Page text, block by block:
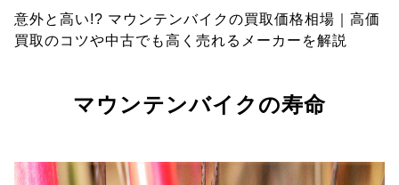
意外と高い!? マウンテンバイクの買取価格相場｜高価
買取のコツや中古でも高く売れるメーカーを解説
マウンテンバイクの寿命